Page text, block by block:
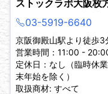
ストックラボ大阪枚
03-5919-6640
京阪御殿山駅より徒歩3
営業時間：11:00 -
定休日：なし（臨時休
末年始を除く）
取扱商材: すべて